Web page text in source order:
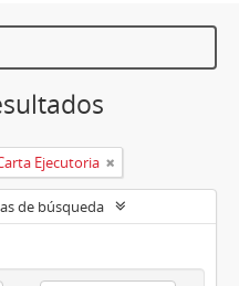
Ejecutoria
de búsqueda